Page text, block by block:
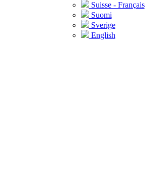
Suisse - Français
Suomi
Sverige
English